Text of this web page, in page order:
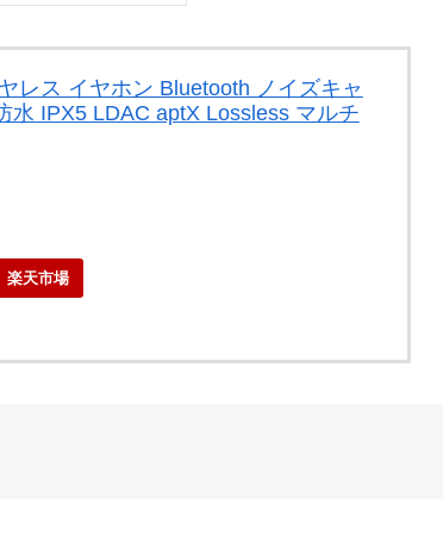
レス イヤホン Bluetooth ノイズキャ
水 IPX5 LDAC aptX Lossless マルチ
楽天市場